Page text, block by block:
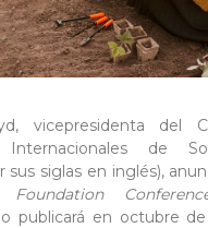
vicepresidenta del
Internacionales de
sus siglas en inglés),
Foundation
publicará en octubre de